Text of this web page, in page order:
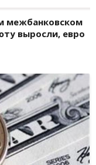
межбанковском
выросли, евро